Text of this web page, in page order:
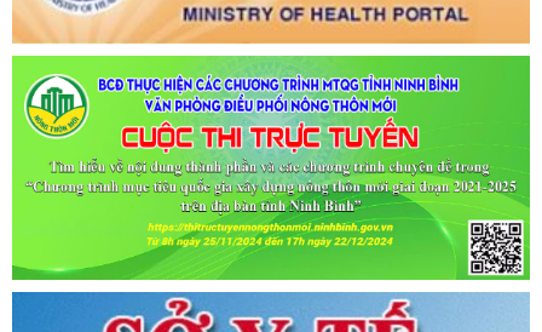
Ngày ban hành: (06/07/2021) -Ngày hiệu lực: (06/07/2021)
Tên:(CẬP NHẬT DANH SÁCH CÁC ĐỊA ĐIỂM NGUY CƠ CẦN
KHAI BÁO Y TẾ THEO THÔNG BÁO KHẨN CỦA BỘ Y TẾ)
Ngày ban hành: (02/07/2021) -Ngày hiệu lực: (02/07/2021)